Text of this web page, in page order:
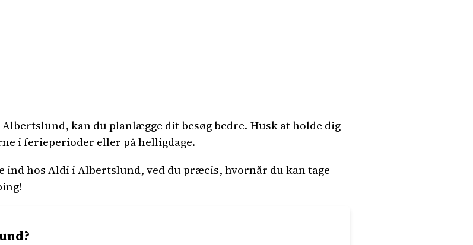
kan du planlægge dit besøg bedre. Husk at holde dig
i ferieperioder eller på helligdage.
ind hos Aldi i Albertslund, ved du præcis, hvornår du kan tage